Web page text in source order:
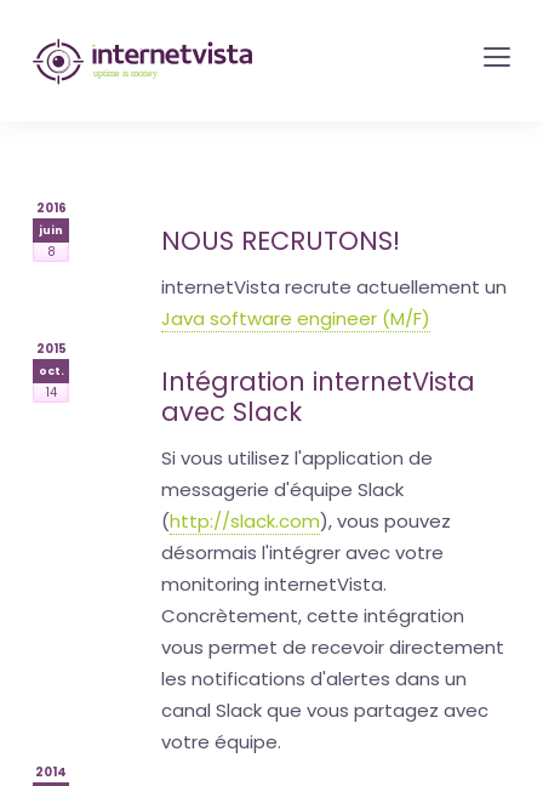
internetvista
monitoring
de
site
web
de
services
internet-
2016
juin
8 NOUS RECRUTONS!
internetVista recrute actuellement un
Java software engineer (M/F)
2015
oct.
14
Intégration internetVista
avec Slack
Si vous utilisez l'application de
messagerie d'équipe Slack
(http://slack.com), vous pouvez
désormais l'intégrer avec votre
monitoring internetVista.
Concrètement, cette intégration
vous permet de recevoir directement
les notifications d'alertes dans un
canal Slack que vous partagez avec
votre équipe.
2014